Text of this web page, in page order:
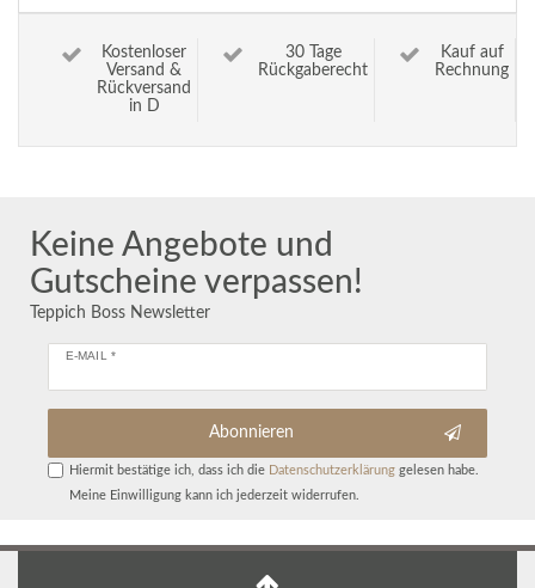
Kostenloser
Versand &
Rückversand
in D
30 Tage
Rückgaberecht
Kauf auf
Rechnung
Keine Angebote und
Gutscheine verpassen!
Teppich Boss Newsletter
E-MAIL *
Abonnieren
Hiermit bestätige ich, dass ich die Daten­schutz­erklärunggelesen habe.
Meine Einwilligung kann ich jederzeit widerrufen.